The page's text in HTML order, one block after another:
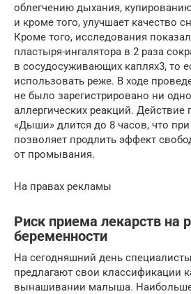
облегчению дыхания,
и кроме того, улучшает качество
Кроме того, исследования
пластыря-ингалятора в 2 раза
в сосудосуживающих каплях3, то
использовать реже. В ходе
не было зарегистрировано ни
аллергических реакций. Действие
«Дыши» длится до 8 часов, что
позволяет продлить эффект
от промывания.
На правах рекламы
Риск приема лекарств на
беременности
На сегодняшний день
предлагают свои классификации
вынашивании малыша.